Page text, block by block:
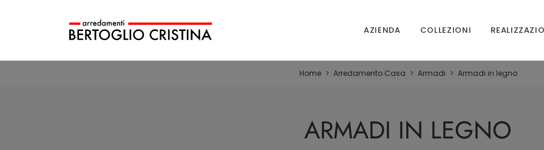
AZIENDA COLLEZIONI
Home > Arredamento Casa > Armadi > Armadi in legno
ARMADI IN LEGNO